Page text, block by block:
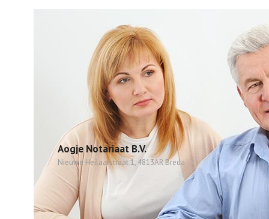
Aogje Notariaat B.V.
Nieuwe Heilaarstraat 1, 4813AR Breda